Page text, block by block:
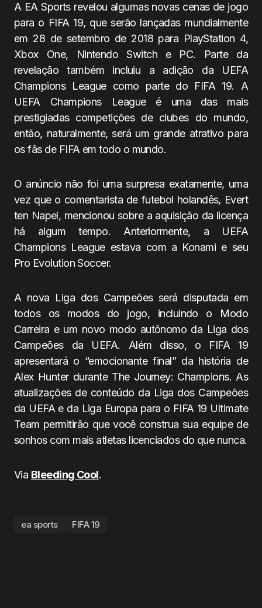
A EA Sports revelou algumas novas cenas de jogo
para o FIFA 19, que serão lançadas mundialmente
em 28 de setembro de 2018 para PlayStation 4,
Xbox One, Nintendo Switch e PC. Parte da
revelação também incluiu a adição da UEFA
Champions League como parte do FIFA 19. A
UEFA Champions League é uma das mais
prestigiadas competições de clubes do mundo,
então, naturalmente, será um grande atrativo para
os fãs de FIFA em todo o mundo.
O anúncio não foi uma surpresa exatamente, uma
vez que o comentarista de futebol holandês, Evert
ten Napel, mencionou sobre a aquisição da licença
há algum tempo. Anteriormente, a UEFA
Champions League estava com a Konami e seu
Pro Evolution Soccer.
A nova Liga dos Campeões será disputada em
todos os modos do jogo, incluindo o Modo
Carreira e um novo modo autônomo da Liga dos
Campeões da UEFA. Além disso, o FIFA 19
apresentará o “emocionante final” da história de
Alex Hunter durante The Journey: Champions. As
atualizações de conteúdo da Liga dos Campeões
da UEFA e da Liga Europa para o FIFA 19 Ultimate
Team permitirão que você construa sua equipe de
sonhos com mais atletas licenciados do que nunca.
Via Bleeding Cool.
ea sports FIFA 19